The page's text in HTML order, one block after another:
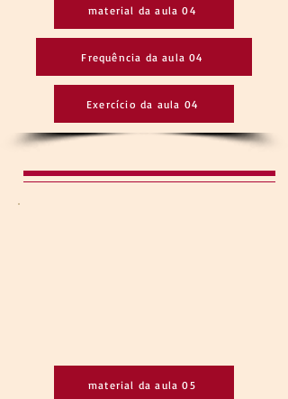
material da aula 04
Frequência da aula 04
Exercício da aula 04
material da aula 05